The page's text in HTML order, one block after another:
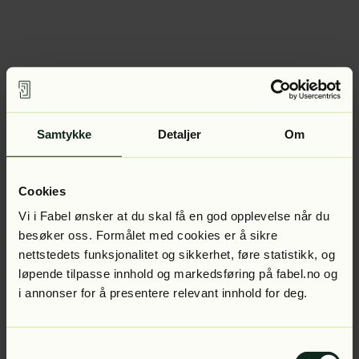
Samtykke Detaljer Om
Cookies
Vi i Fabel ønsker at du skal få en god opplevelse når du
besøker oss. Formålet med cookies er å sikre
nettstedets funksjonalitet og sikkerhet, føre statistikk, og
løpende tilpasse innhold og markedsføring på fabel.no og
i annonser for å presentere relevant innhold for deg.